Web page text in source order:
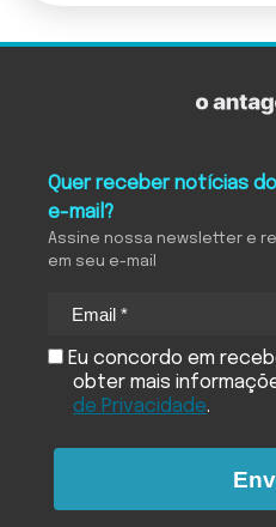
Quer receber notícias
e-mail?
Assine nossa newsletter e
em seu e-mail
Eu concordo em
obter mais
de Privacidade.